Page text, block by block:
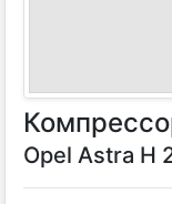
Opel Astra H